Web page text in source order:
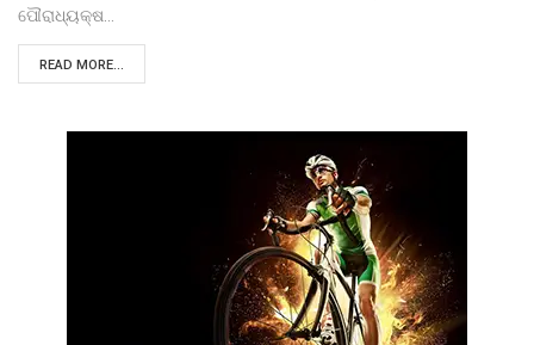
ପୌରାଧ୍ୟକ୍ଷ…
READ MORE...